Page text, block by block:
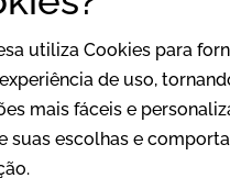
utiliza Cookies para
de uso,
mais fáceis e
suas escolhas e